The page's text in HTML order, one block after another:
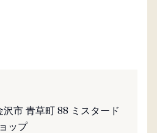
市 青草町 88 ミスタード
ップ